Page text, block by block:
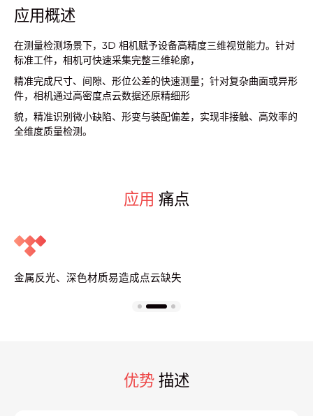
应用概述
在测量检测场景下，3D 相机赋予设备高精度三维视觉能力。针对
标准工件，相机可快速采集完整三维轮廓，
精准完成尺寸、间隙、形位公差的快速测量；针对复杂曲面或异形
件，相机通过高密度点云数据还原精细形
貌，精准识别微小缺陷、形变与装配偏差，实现非接触、高效率的
全维度质量检测。
应用 痛点
金属反光、深色材质易造成点云缺失
优势 描述